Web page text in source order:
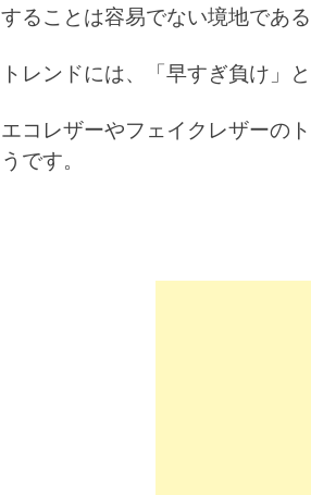
することは容易でない境地である
トレンドには、「早すぎ負け」
エコレザーやフェイクレザーの
うです。